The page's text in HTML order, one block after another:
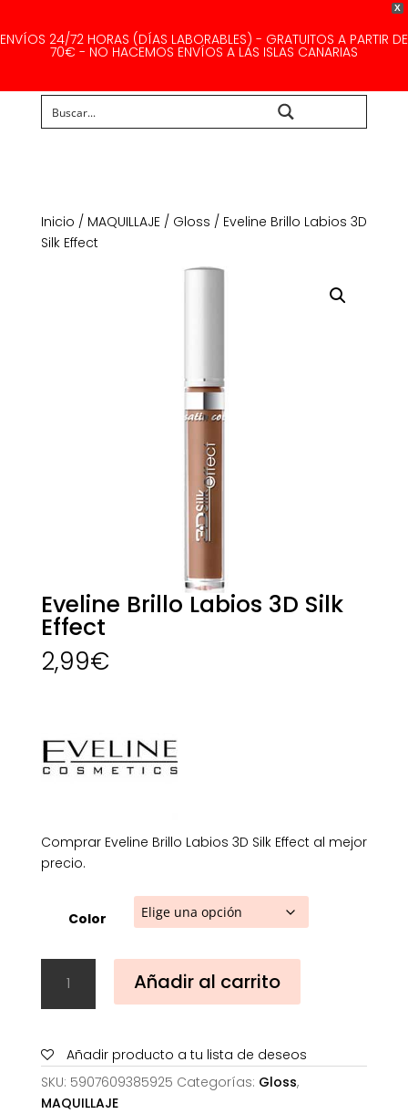
X
ENVÍOS 24/72 HORAS (DÍAS LABORABLES) - GRATUITOS A PARTIR DE
70€ - NO HACEMOS ENVÍOS A LAS ISLAS CANARIAS
Inicio / MAQUILLAJE/ Gloss / Eveline Brillo Labios 3D
Silk Effect
Eveline Brillo Labios 3D Silk
Effect
2,99€
Comprar Eveline Brillo Labios 3D Silk Effect al mejor
precio.
Color
Brillo
Labios
Silk
Effect
cantidad
Añadir al carrito
Añadir producto a tu lista de deseos
SKU: 5907609385925 Categorías: Gloss,
MAQUILLAJE